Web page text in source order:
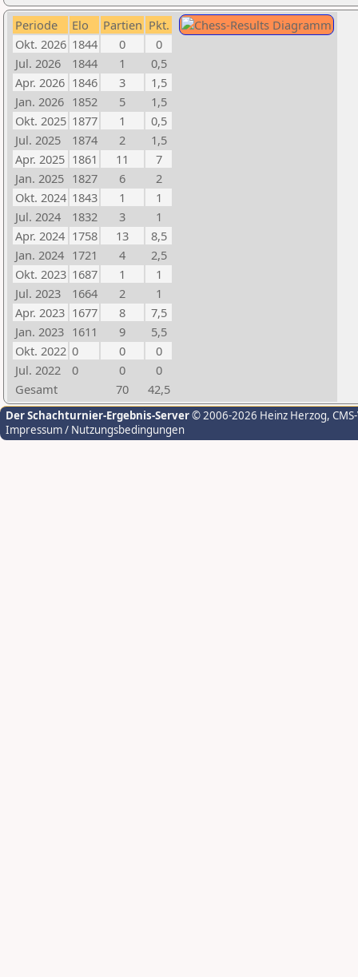
Periode Elo Partien Pkt.
Okt. 2026 1844 0
0
Jul. 2026
1844 1
0,5
Apr. 2026 1846 3
1,5
Jan. 2026 1852 5
1,5
Okt. 2025 1877 1
0,5
Jul. 2025
1874 2
1,5
Apr. 2025 1861 11
7
Jan. 2025 1827 6
2
Okt. 2024 1843 1
1
Jul. 2024
1832 3
1
Apr. 2024 1758 13
8,5
Jan. 2024 1721 4
2,5
Okt. 2023 1687 1
1
Jul. 2023
1664 2
1
Apr. 2023 1677 8
7,5
Jan. 2023 1611 9
5,5
Okt. 2022 0 0
0
Jul. 2022
0 0
0
Gesamt
70 42,5
Der Schachturnier-Ergebnis-Server© 2006-2026 Heinz Herzog,
Impressum / Nutzungsbedingungen